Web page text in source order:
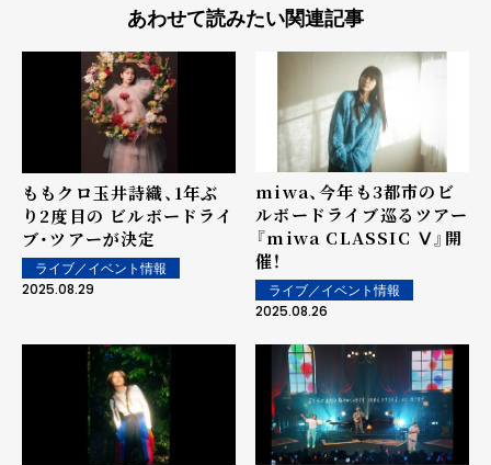
あわせて読みたい関連記事
ももクロ玉井詩織、1年ぶ
り2度目の ビルボードライ
ブ・ツアーが決定
ライブ／イベント情報
2025.08.29
miwa、今年も3都市のビ
ルボードライブ巡るツアー
『miwa CLASSIC Ⅴ』開
催！
ライブ／イベント情報
2025.08.26